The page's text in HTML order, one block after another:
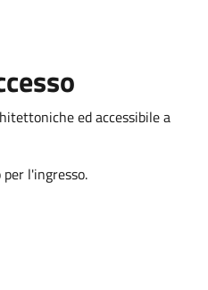
ed accessibile a
l'ingresso.